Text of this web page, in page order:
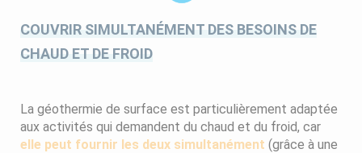
COUVRIR SIMULTANÉMENT DES BESOINS DE
CHAUD ET DE FROID
La géothermie de surface est particulièrement adaptée
aux activités qui demandent du chaud et du froid, car
elle peut fournir les deux simultanément (grâce à une